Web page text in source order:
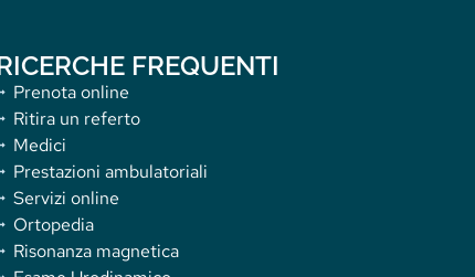
FREQUENTI
Prenota online
Ritira un referto
Medici
Prestazioni ambulatoriali
Servizi online
Ortopedia
Risonanza magnetica